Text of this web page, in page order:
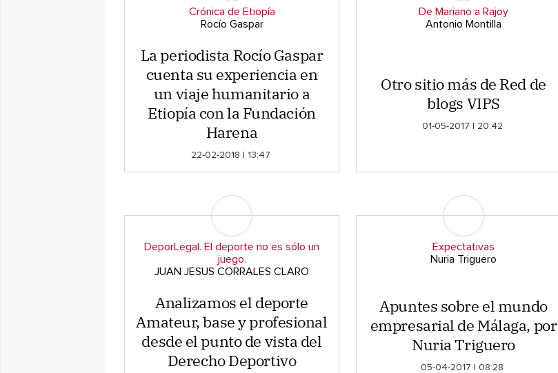
Crónica de Etiopía
Rocío Gaspar
La periodista Rocío Gaspar
cuenta su experiencia en
un viaje humanitario a
Etiopía con la Fundación
Harena
22-02-2018 | 13:47
De Mariano a Rajoy
Antonio Montilla
Otro sitio más de Red de
blogs VIPS
01-05-2017 | 20:42
DeporLegal. El deporte no es sólo un
juego.
JUAN JESUS CORRALES CLARO
Analizamos el deporte
Amateur, base y profesional
desde el punto de vista del
Derecho Deportivo
Expectativas
Nuria Triguero
Apuntes sobre el mundo
empresarial de Málaga, por
Nuria Triguero
05-04-2017 | 08:28